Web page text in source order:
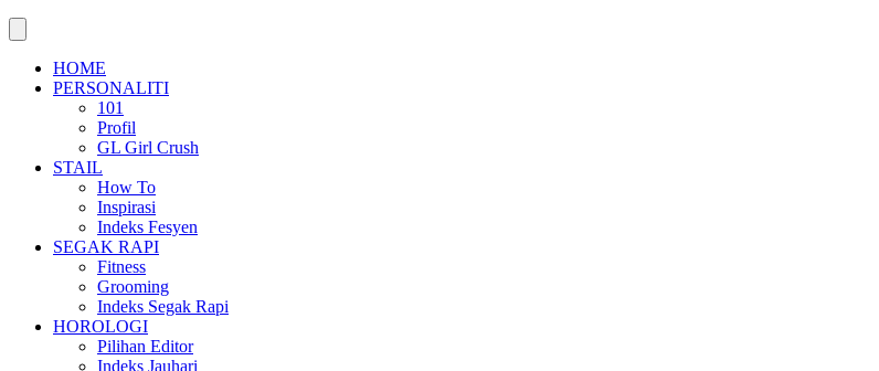
HOME
PERSONALITI
101
Profil
GL Girl Crush
STAIL
How To
Inspirasi
Indeks Fesyen
SEGAK RAPI
Fitness
Grooming
Indeks Segak Rapi
HOROLOGI
Pilihan Editor
Indeks Jauhari